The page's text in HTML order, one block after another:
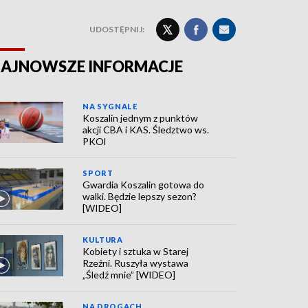
UDOSTĘPNIJ:
INFORMACJE
NA SYGNALE
Koszalin jednym z punktów
akcji CBA i KAS. Śledztwo ws.
PKOl
SPORT
Gwardia Koszalin gotowa do
walki. Będzie lepszy sezon?
[WIDEO]
KULTURA
Kobiety i sztuka w Starej
Rzeźni. Ruszyła wystawa
„Śledź mnie” [WIDEO]